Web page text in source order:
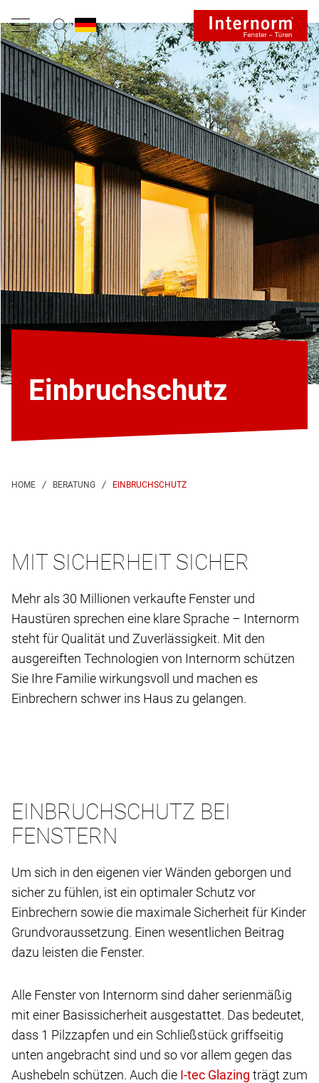
Einbruchschutz
EINBRUCHSCHUTZ
MIT SICHERHEIT SICHER
Mehr als 30 Millionen verkaufte Fenster und
Haustüren sprechen eine klare Sprache – Internorm
steht für Qualität und Zuverlässigkeit. Mit den
ausgereiften Technologien von Internorm schützen
Sie Ihre Familie wirkungsvoll und machen es
Einbrechern schwer ins Haus zu gelangen.
EINBRUCHSCHUTZ BEI
FENSTERN
Um sich in den eigenen vier Wänden geborgen und
sicher zu fühlen, ist ein optimaler Schutz vor
Einbrechern sowie die maximale Sicherheit für Kinder
Grundvoraussetzung. Einen wesentlichen Beitrag
dazu leisten die Fenster.
Alle Fenster von Internorm sind daher serienmäßig
mit einer Basissicherheit ausgestattet. Das bedeutet,
dass 1 Pilzzapfen und ein Schließstück griffseitig
unten angebracht sind und so vor allem gegen das
Aushebeln schützen. Auch die
trägt zum